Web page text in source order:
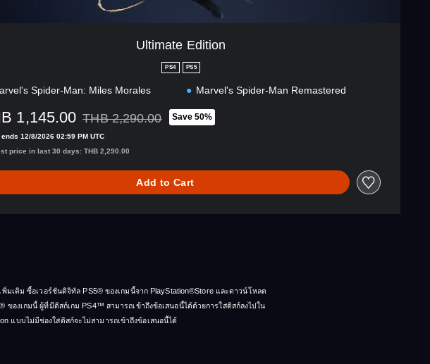
Ultimate Edition
PS4 PS5
Spider-Man: Miles Morales Marvel's Spider-Man Remastered
1,145.00 Discounted from original price of THB 2,290.00
THB 2,290.00 Save 50%
12/8/2026 02:59 PM UTC
price in last 30 days: THB 2,290.00
Add to Cart
เติม ซื้อเวอร์ชันดิจิทัล PS5® ของเกมนี้จาก PlayStation®Store และดาวน์โหลด
งเกมนี้ ผู้ที่มีดิสก์เกม PS4™ สามารถเข้าถึงข้อเสนอนี้ได้ด้วยการใส่ดิสก์ลงไปใน
แบบไม่มีช่องใส่ดิสก์จะไม่สามารถเข้าถึงข้อเสนอนี้ได้